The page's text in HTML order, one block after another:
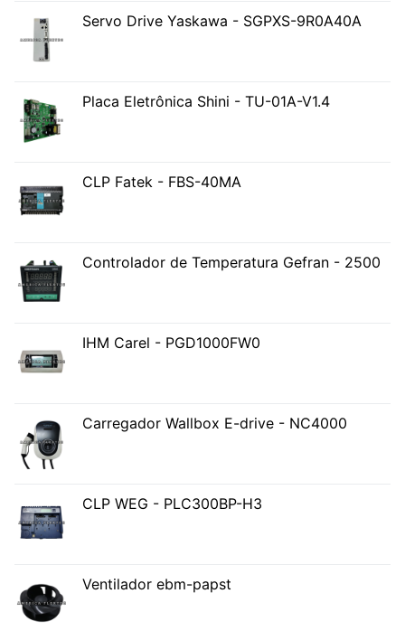
Servo Drive Yaskawa - SGPXS-9R0A40A
Placa Eletrônica Shini - TU-01A-V1.4
CLP Fatek - FBS-40MA
Controlador de Temperatura Gefran - 2500
IHM Carel - PGD1000FW0
Carregador Wallbox E-drive - NC4000
CLP WEG - PLC300BP-H3
Ventilador ebm-papst